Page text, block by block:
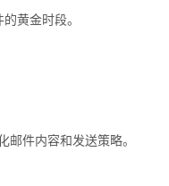
黄金时段。
件内容和发送策略。